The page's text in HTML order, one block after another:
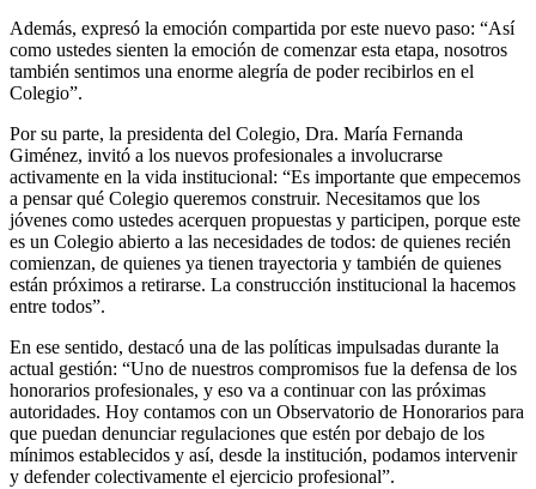
Además, expresó la emoción compartida por este nuevo paso: “Así
como ustedes sienten la emoción de comenzar esta etapa, nosotros
también sentimos una enorme alegría de poder recibirlos en el
Colegio”.
Por su parte, la presidenta del Colegio, Dra. María Fernanda
Giménez, invitó a los nuevos profesionales a involucrarse
activamente en la vida institucional: “Es importante que empecemos
a pensar qué Colegio queremos construir. Necesitamos que los
jóvenes como ustedes acerquen propuestas y participen, porque este
es un Colegio abierto a las necesidades de todos: de quienes recién
comienzan, de quienes ya tienen trayectoria y también de quienes
están próximos a retirarse. La construcción institucional la hacemos
entre todos”.
En ese sentido, destacó una de las políticas impulsadas durante la
actual gestión: “Uno de nuestros compromisos fue la defensa de los
honorarios profesionales, y eso va a continuar con las próximas
autoridades. Hoy contamos con un Observatorio de Honorarios para
que puedan denunciar regulaciones que estén por debajo de los
mínimos establecidos y así, desde la institución, podamos intervenir
y defender colectivamente el ejercicio profesional”.